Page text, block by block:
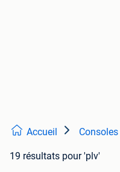
Accueil
19 résultats pour 'plv'